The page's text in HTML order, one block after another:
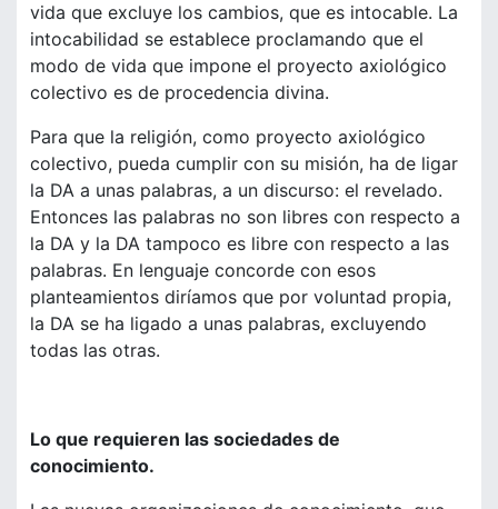
vida que excluye los cambios, que es intocable. La
intocabilidad se establece proclamando que el
modo de vida que impone el proyecto axiológico
colectivo es de procedencia divina.
Para que la religión, como proyecto axiológico
colectivo, pueda cumplir con su misión, ha de ligar
la DA a unas palabras, a un discurso: el revelado.
Entonces las palabras no son libres con respecto a
la DA y la DA tampoco es libre con respecto a las
palabras. En lenguaje concorde con esos
planteamientos diríamos que por voluntad propia,
la DA se ha ligado a unas palabras, excluyendo
todas las otras.
Lo que requieren las sociedades de
conocimiento.